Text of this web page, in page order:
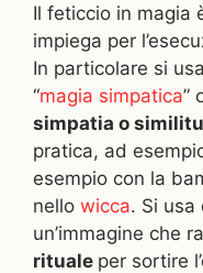
Il feticcio in magia
impiega per
In particolare si
“magia simpatica”
simpatia o
pratica, ad
esempio con la
nello wicca. Si usa
un’immagine che
rituale per sortire